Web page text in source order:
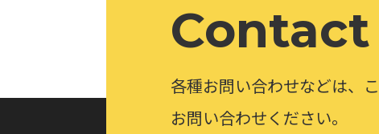
Contact
各種お問い合わせなどは、
お問い合わせください。